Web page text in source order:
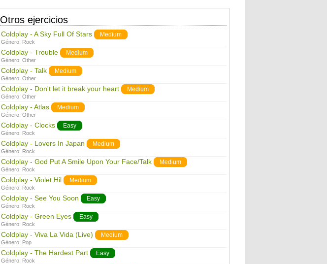
Otros ejercicios
Coldplay - A Sky Full Of Stars Medium
Género: Rock
Coldplay - Trouble Medium
Género: Other
Coldplay - Talk Medium
Género: Other
Coldplay - Don't let it break your heart Medium
Género: Other
Coldplay - Atlas Medium
Género: Other
Coldplay - Clocks Easy
Género: Rock
Coldplay - Lovers In Japan Medium
Género: Rock
Coldplay - God Put A Smile Upon Your Face/Talk Medium
Género: Rock
Coldplay - Violet Hil Medium
Género: Rock
Coldplay - See You Soon Easy
Género: Rock
Coldplay - Green Eyes Easy
Género: Rock
Coldplay - Viva La Vida (Live) Medium
Género: Pop
Coldplay - The Hardest Part Easy
Género: Rock